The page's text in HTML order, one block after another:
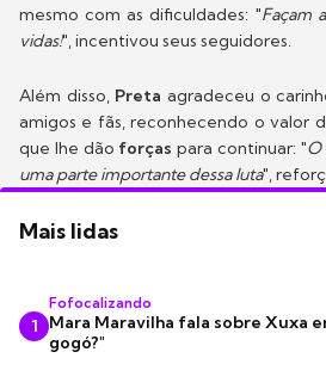
mesmo com as dificuldades: "Façam
vidas!", incentivou seus seguidores.
Além disso, Pretaagradeceu o
amigos e fãs, reconhecendo o valor
que lhe dão forçaspara continuar: "O
uma parte importante dessa luta",
Mais lidas
1
Fofocalizando
Mara Maravilha fala sobre Xuxa
gogó?"